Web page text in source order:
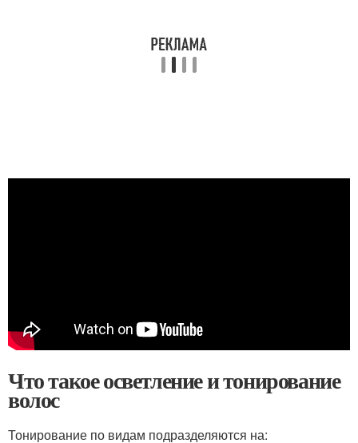
Что такое осветление и тонирование
волос
Тонирование по видам подразделяются на: